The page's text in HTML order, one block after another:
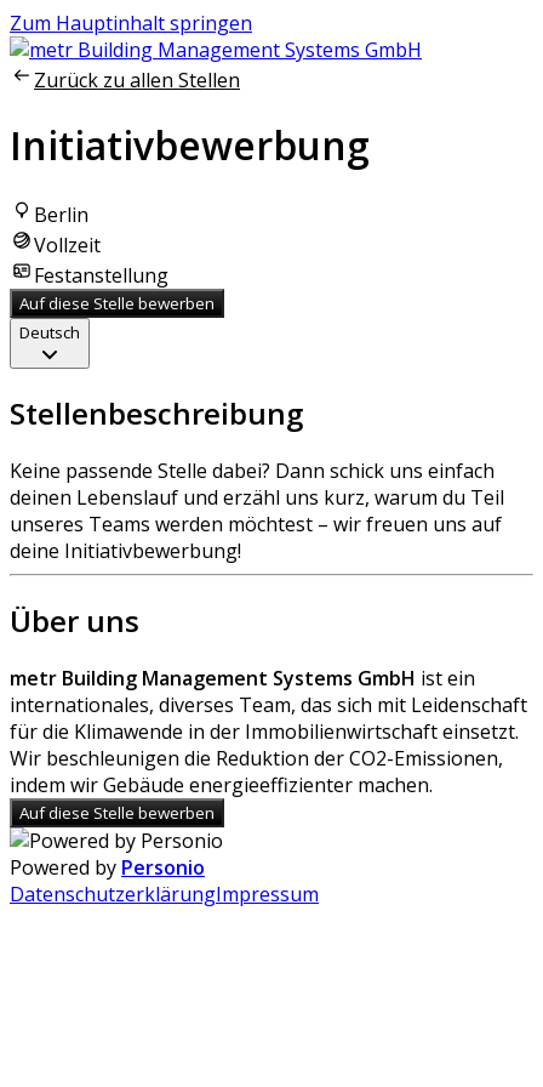
Zum Hauptinhalt springen
Zurück zu allen Stellen
Initiativbewerbung
Berlin
Vollzeit
Festanstellung
Auf diese Stelle bewerben
Deutsch
Stellenbeschreibung
Keine passende Stelle dabei? Dann schick uns einfach
deinen Lebenslauf und erzähl uns kurz, warum du Teil
unseres Teams werden möchtest – wir freuen uns auf
deine Initiativbewerbung!
Über uns
metr Building Management Systems GmbH ist ein
internationales, diverses Team, das sich mit Leidenschaft
für die Klimawende in der Immobilienwirtschaft einsetzt.
Wir beschleunigen die Reduktion der CO2-Emissionen,
indem wir Gebäude energieeffizienter machen.
Auf diese Stelle bewerben
Powered by Personio
DatenschutzerklärungImpressum